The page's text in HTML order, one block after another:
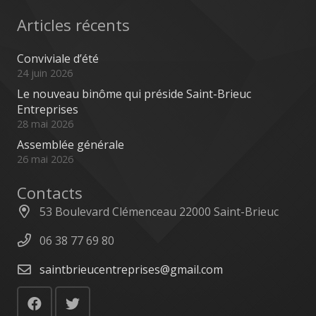
Articles récents
Conviviale d’été
24 juin 2026
Le nouveau binôme qui préside Saint-Brieuc
Entreprises
28 mai 2026
Assemblée générale
26 mai 2026
Contacts
53 Boulevard Clémenceau 22000 Saint-Brieuc
06 38 77 69 80
saintbrieucentreprises@gmail.com